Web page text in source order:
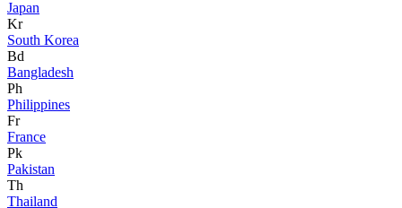
Japan
Kr
South Korea
Bd
Bangladesh
Ph
Philippines
Fr
France
Pk
Pakistan
Th
Thailand